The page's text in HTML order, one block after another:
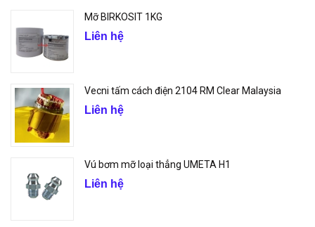
Mỡ BIRKOSIT 1KG
Liên hệ
Vecni tấm cách điện 2104 RM Clear Malaysia
Liên hệ
Vú bơm mỡ loại thẳng UMETA H1
Liên hệ